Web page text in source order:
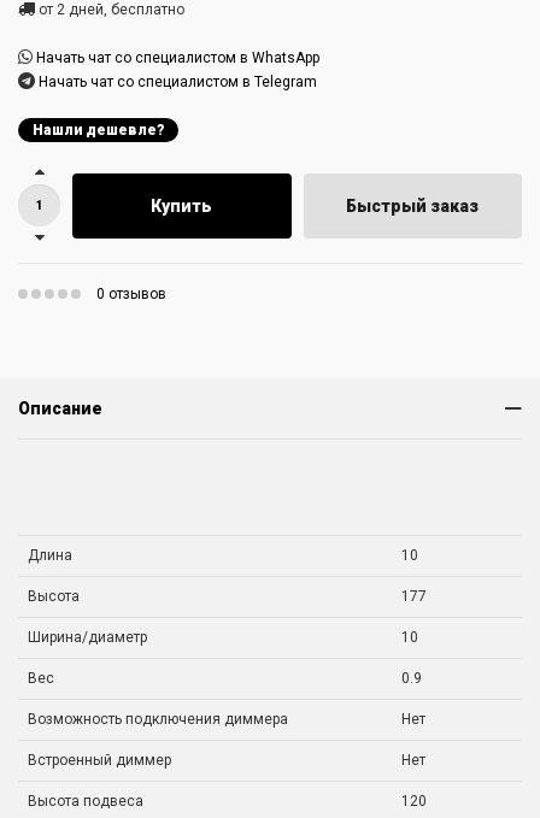
от 2 дней, бесплатно
Начать чат со специалистом в WhatsApp
Начать чат со специалистом в Telegram
Нашли дешевле?
Купить Быстрый заказ
0 отзывов
Описание
Длина 10
Высота 177
Ширина/диаметр 10
Вес 0.9
Возможность подключения диммера Нет
Встроенный диммер Нет
Высота подвеса 120